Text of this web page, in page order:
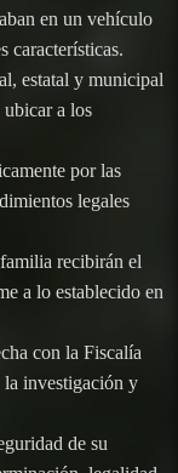
en un vehículo
características.
estatal y municipal
a los
por las
legales
recibirán el
a lo establecido en
con la Fiscalía
la investigación y
de su